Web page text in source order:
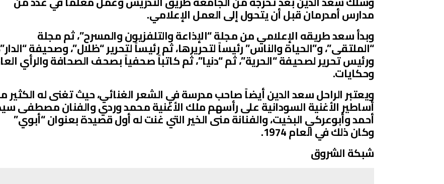
مدارس أمدرمان قبل أن يتحول إلى العمل الإعلامي.
وبدأ سعد طريقه الإعلامي من مجلة “الإذاعة والتلفزيون والمسرح”، ثم مجلة
“الملتقى”، و”الحياة والناس” رئيساً لتحريرها، ثم رئيساً لتحرير “ظلال”، وصحيفة
ورئيس تحرير لصحيفة “الحرية”، ثم “دنيا”، ثم كاتباً صحفياً بصحف الصحافة والرأي
وحكايات.
ويعتبر الراحل سعد الدين أيضاً صاحب مدرسة في الشعر الغنائي، حيث تغنى له الكثير
أساطير الأغنية السودانية على رأسهم ملك الأغنية محمد وردي والفنان مصطفى
أحمد وأبوعركي البخيت، والفنانة منى الخير التي غنت له أول قصيدة بعنوان “أبوي”
وكان ذلك في العام 1974.
شبكة الشروق